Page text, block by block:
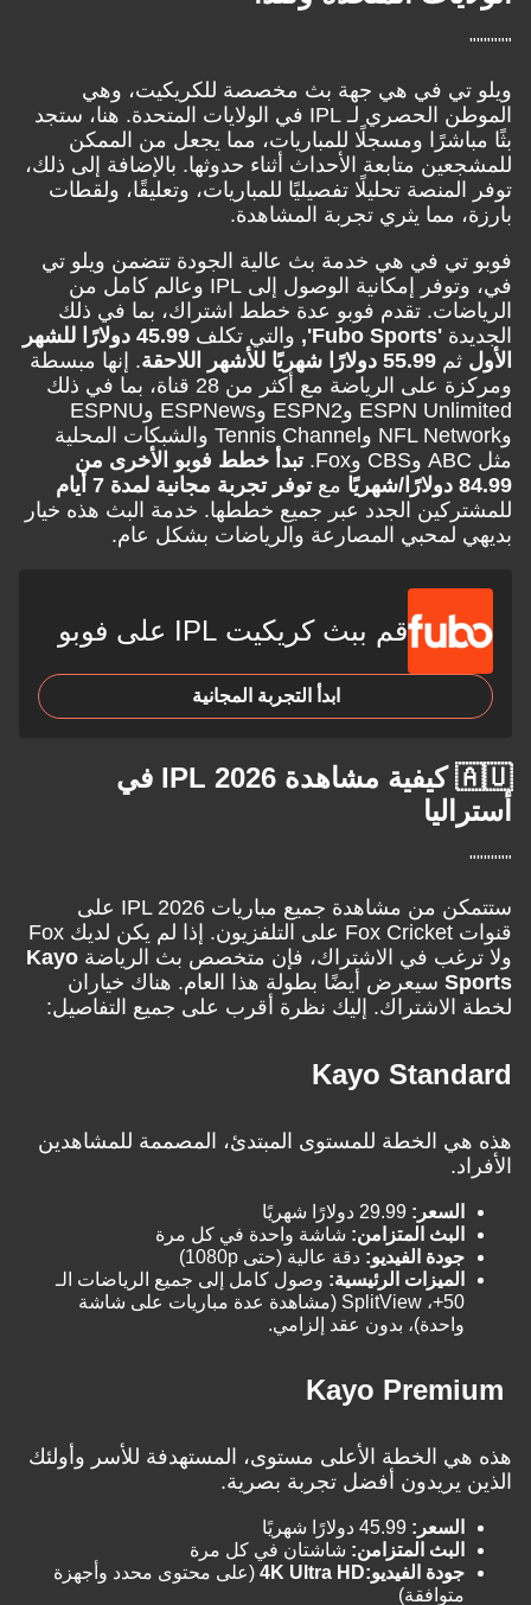
في هي جهة بث مخصصة للكريكيت، وهي
الموطن الحصري لـ IPL في الولايات المتحدة. هنا، ستجد
ومسجلًا للمباريات، مما يجعل من الممكن
متابعة الأحداث أثناء حدوثها. بالإضافة إلى ذلك،
تحليلًا تفصيليًا للمباريات، وتعليقًا، ولقطات
مما يثري تجربة المشاهدة.
في هي خدمة بث عالية الجودة تتضمن ويلو تي
في، وتوفر إمكانية الوصول إلى IPL وعالم كامل من
تقدم فوبو عدة خطط اشتراك، بما في ذلك
والتي تكلف
45.99 دولارًا للشهر
55.99 دولارًا شهريًا للأشهر اللاحقة
. إنها مبسطة
ومركزة على الرياضة مع أكثر من 28 قناة، بما في ذلك
ESPN Unlimited وESPN2 وESPNews وESPNU
وNFL Network وTennis Channel والشبكات المحلية
تبدأ خطط فوبو الأخرى من
معتوفر تجربة مجانية لمدة 7 أيام
الجدد عبر جميع خططها. خدمة البث هذه خيار
لمحبي المصارعة والرياضات بشكل عام.
قم ببث كريكيت IPL على فوبو
ابدأ التجربة المجانية
🇦🇺 كيفية مشاهدة IPL 2026 في
ستتمكن من مشاهدة جميع مباريات IPL 2026 على
قنوات Fox Cricket على التلفزيون. إذا لم يكن لديك Fox
في الاشتراك، فإن متخصص بث الرياضة Kayo
سيعرض أيضًا بطولة هذا العام. هناك خياران
إليك نظرة أقرب على جميع التفاصيل:
Kayo
الخطة للمستوى المبتدئ، المصممة للمشاهدين
29.99 دولارًا شهريًا
المتزامن: شاشة واحدة في كل مرة
الفيديو:دقة عالية (حتى 1080p)
الرئيسية: وصول كامل إلى جميع الرياضات الـ
50+، SplitView (مشاهدة عدة مباريات على شاشة
بدون عقد إلزامي.
الخطة الأعلى مستوى، المستهدفة للأسر وأولئك
يريدون أفضل تجربة بصرية.
45.99 دولارًا شهريًا
المتزامن: شاشتان في كل مرة
الفيديو:4K Ultra HD(على محتوى محدد وأجهزة